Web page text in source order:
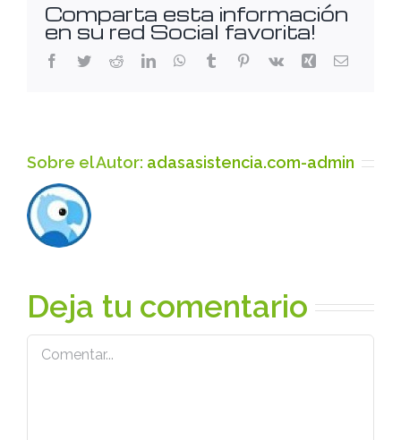
Comparta esta información
en su red Social favorita!
Facebook
TwitterRedditLinkedInWhatsApp
Tumblr Pinterest
Vk Xing Correo
Sobre el Autor: adasasistencia.com-admin
Deja tu comentario
Comentar